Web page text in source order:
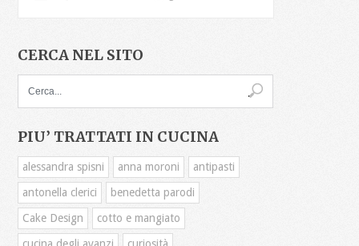
CERCA NEL SITO
PIU’ TRATTATI IN CUCINA
alessandra spisni anna moroni
antipasti
antonella clerici
benedetta parodi
Cake Design
cotto e mangiato
cucina degli avanzi
curiosità